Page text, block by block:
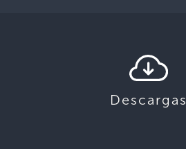
Descargas